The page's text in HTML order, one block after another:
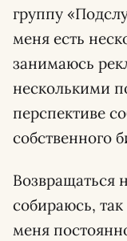
группу
меня есть
занимаюсь
несколькими
перспективе
собственного
Возвращаться
собираюсь,
меня